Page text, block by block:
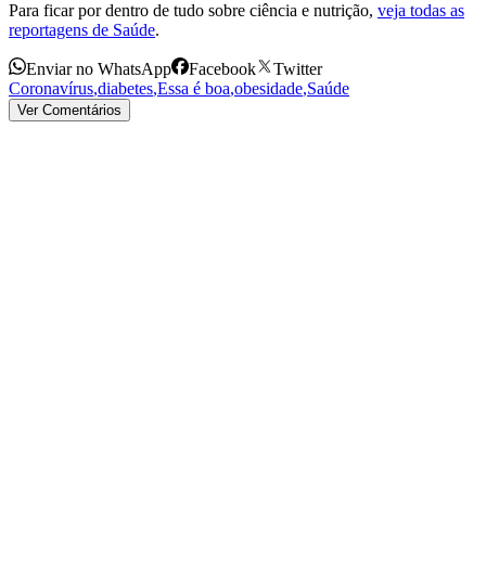
Para ficar por dentro de tudo sobre ciência e nutrição, veja todas as
reportagens de Saúde.
Enviar no WhatsApp Facebook
Twitter
Coronavírus,diabetes,Essa é boa,obesidade,Saúde
Ver Comentários